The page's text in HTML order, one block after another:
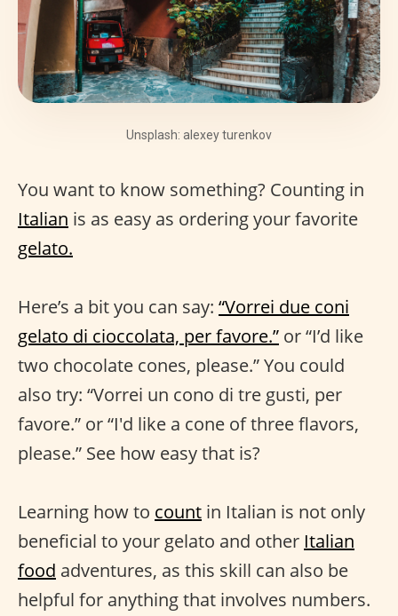
Unsplash: alexey turenkov
You want to know something? Counting in
Italian is as easy as ordering your favorite
gelato.
Here’s a bit you can say: “Vorrei due coni
gelato di cioccolata, per favore.” or “I’d like
two chocolate cones, please.” You could
also try: “Vorrei un cono di tre gusti, per
favore.” or “I'd like a cone of three flavors,
please.” See how easy that is?
Learning how to count in Italian is not only
beneficial to your gelato and other Italian
food adventures, as this skill can also be
helpful for anything that involves numbers.